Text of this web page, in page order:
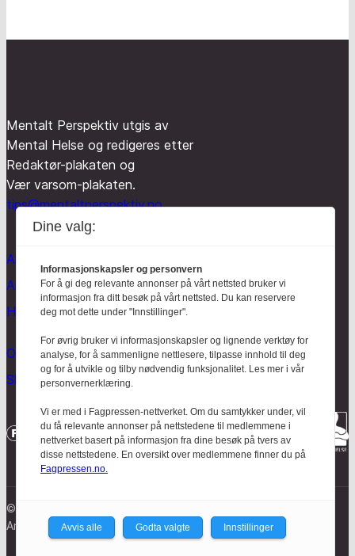
Mentalt Perspektiv utgis av
Mental Helse og redigeres etter
Redaktør-plakaten og
Vær varsom-plakaten.
tips@mentaltperspektiv.no
Aktuelt
Anmeldt
Hodebry
Om oss
Skrive for Hodebry
© Mentalt Perspektiv 2023
Ansvarlig redaktør:
Nanna Baldersheim
Dine valg:
Informasjonskapsler og personvern
For å gi deg relevante annonser på vårt nettsted bruker vi
informasjon fra ditt besøk på vårt nettsted. Du kan reservere
deg mot dette under "Innstillinger".
For øvrig bruker vi informasjonskapsler og lignende verktøy for
analyse, for å sammenligne nettlesere, tilpasse innhold til deg
og for å utvikle og tilby nødvendig funksjonalitet. Les mer i vår
personvernerklæring.
Vi er med i Fagpressen-nettverket. Om du samtykker under, vil
du få relevante annonser på nettstedene til medlemmene i
nettverket basert på informasjon fra dine besøk på tvers av
disse nettstedene. En oversikt over medlemmene finner du på
Fagpressen.no.
Avvis alle Godta valgte Innstillinger